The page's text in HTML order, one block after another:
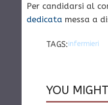
Per candidarsi al
dedicata messa a
TAGS:infermieri
YOU